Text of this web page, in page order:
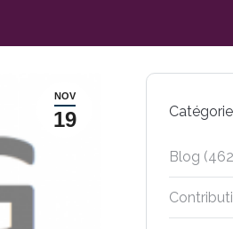
NOV
19
Blog